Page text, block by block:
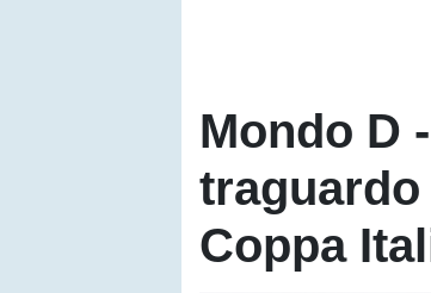
Mondo D
Coppa